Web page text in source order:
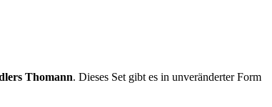
Thomann. Dieses Set gibt es in unveränderter Form